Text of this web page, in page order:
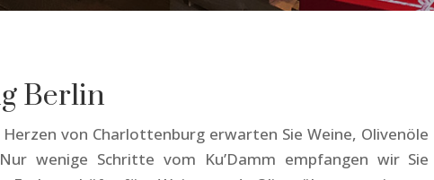
Berlin
von Charlottenburg erwarten Sie Weine, Olivenöle
wenige Schritte vom Ku’Damm empfangen wir Sie